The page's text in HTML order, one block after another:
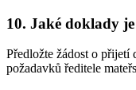
10. Jaké doklady
Předložte žádost o přijetí
požadavků ředitele